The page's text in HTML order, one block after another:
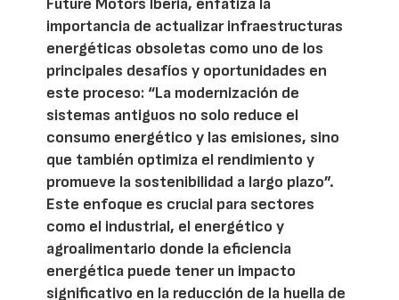
Future Motors Iberia, enfatiza la
importancia de actualizar infraestructuras
energéticas obsoletas como uno de los
principales desafíos y oportunidades en
este proceso: “La modernización de
sistemas antiguos no solo reduce el
consumo energético y las emisiones, sino
que también optimiza el rendimiento y
promueve la sostenibilidad a largo plazo”.
Este enfoque es crucial para sectores
como el industrial, el energético y
agroalimentario donde la eficiencia
energética puede tener un impacto
significativo en la reducción de la huella de